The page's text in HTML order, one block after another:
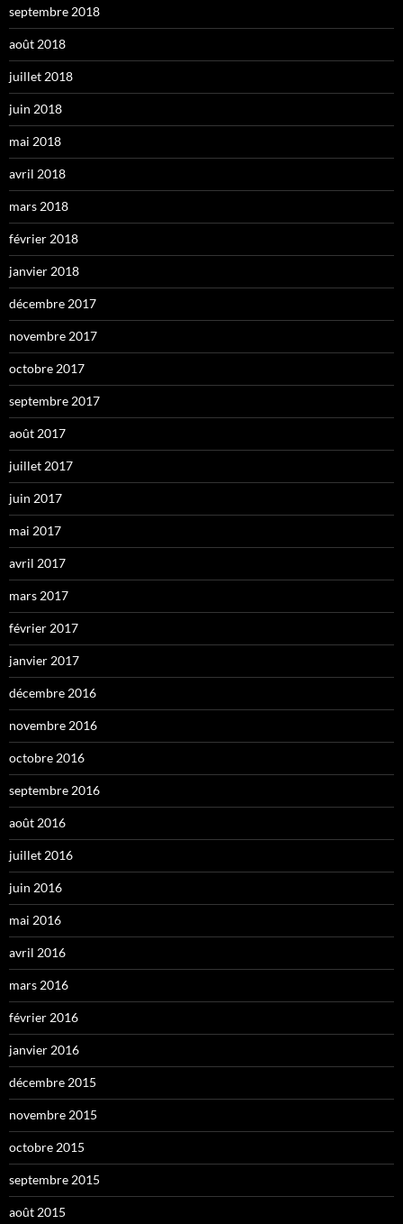
septembre 2018
août 2018
juillet 2018
juin 2018
mai 2018
avril 2018
mars 2018
février 2018
janvier 2018
décembre 2017
novembre 2017
octobre 2017
septembre 2017
août 2017
juillet 2017
juin 2017
mai 2017
avril 2017
mars 2017
février 2017
janvier 2017
décembre 2016
novembre 2016
octobre 2016
septembre 2016
août 2016
juillet 2016
juin 2016
mai 2016
avril 2016
mars 2016
février 2016
janvier 2016
décembre 2015
novembre 2015
octobre 2015
septembre 2015
août 2015